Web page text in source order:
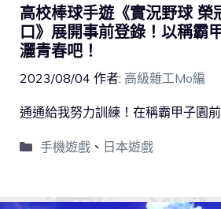
高校棒球手遊《實況野球 榮
口》展開事前登錄！以稱霸
灑青春吧！
2023/08/04 作者: 高級雜工Mo編
通通給我努力訓練！在稱霸甲子園
手機遊戲、 日本遊戲